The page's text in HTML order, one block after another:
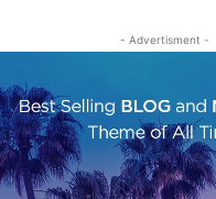
- Advertisment -